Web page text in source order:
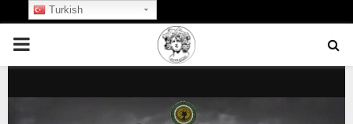
PRIMARY
Turkish